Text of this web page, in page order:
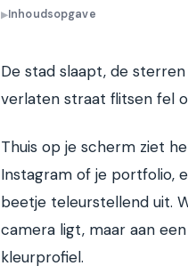
▶Inhoudsopgave
De stad slaapt, de
verlaten straat flitsen fel
Thuis op je scherm ziet
Instagram of je portfolio,
beetje teleurstellend uit.
camera ligt, maar aan
kleurprofiel.